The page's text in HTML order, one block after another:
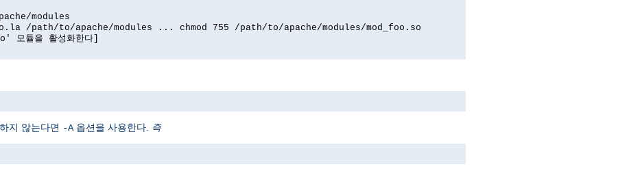
modules
/path/to/apache/modules ... chmod 755 /path/to/apache/modules/mod_foo.so
듈을 활성화한다]
지 않는다면 -A옵션을 사용한다. 즉